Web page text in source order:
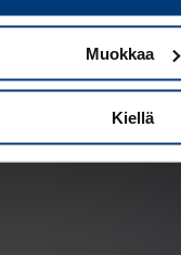
Muokkaa
Kiellä